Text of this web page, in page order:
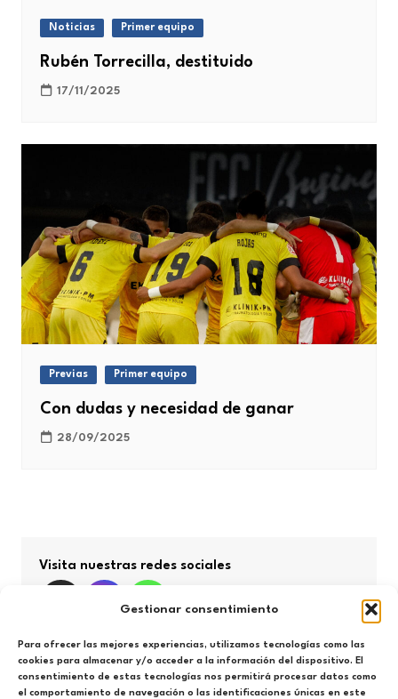
Gestionar consentimiento
Para ofrecer las mejores experiencias, utilizamos tecnologías como las
cookies para almacenar y/o acceder a la información del dispositivo. El
consentimiento de estas tecnologías nos permitirá procesar datos como
el comportamiento de navegación o las identificaciones únicas en este
Noticias Primer equipo
Rubén Torrecilla, destituido
17/11/2025
Previas Primer equipo
Con dudas y necesidad de ganar
28/09/2025
Visita nuestras redes sociales
Búsqueda por categorías